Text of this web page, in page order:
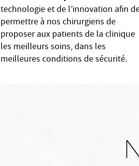
technologie et de l’innovation afin
permettre à nos chirurgiens de
proposer aux patients de la clinique
les meilleurs soins, dans les
meilleures conditions de sécurité.